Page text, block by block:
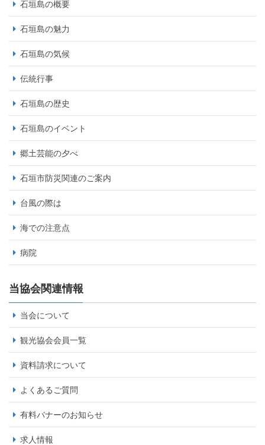
石垣島の概要
石垣島の魅力
石垣島の気候
伝統行事
石垣島の歴史
石垣島のイベント
郷土芸能の夕べ
石垣市防災関連のご案内
台風の際は
海での注意点
病院
当協会関連情報
当会について
観光協会会員一覧
資料請求について
よくあるご質問
有料バナーのお知らせ
求人情報